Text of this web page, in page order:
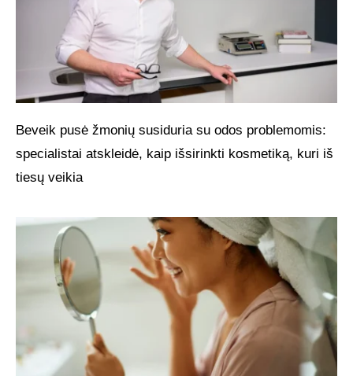
Beveik pusė žmonių susiduria su odos problemomis:
specialistai atskleidė, kaip išsirinkti kosmetiką, kuri iš
tiesų veikia